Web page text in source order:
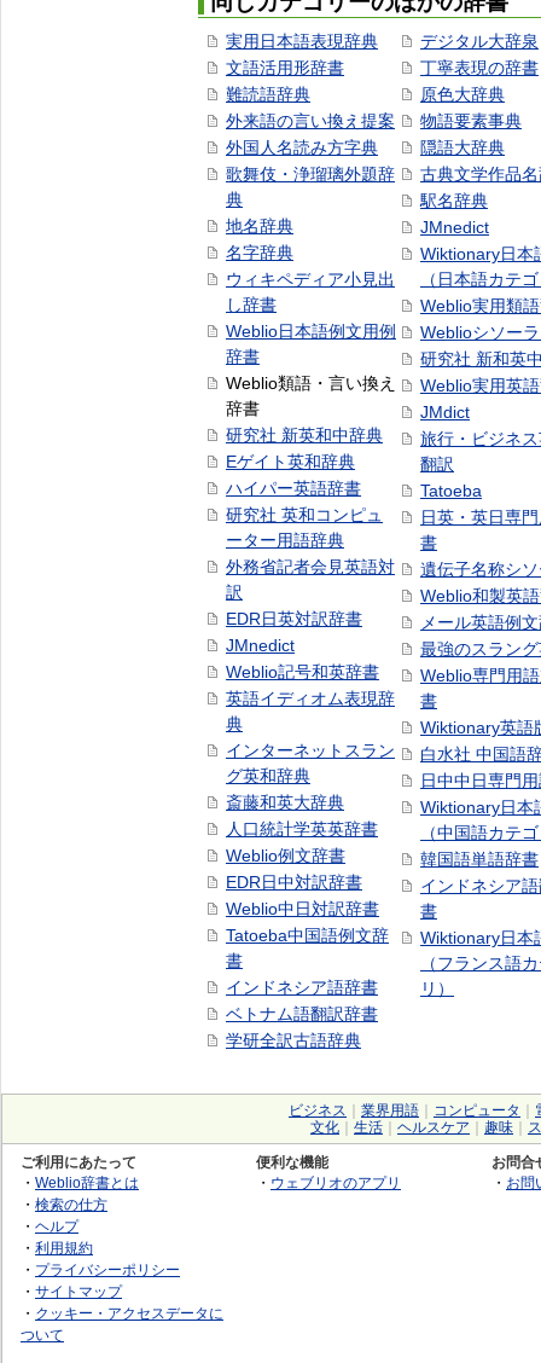
実用日本語表現辞典
文語活用形辞書
難読語辞典
外来語の言い換え提案
外国人名読み方字典
歌舞伎・浄瑠璃外題辞
典
地名辞典
名字辞典
ウィキペディア小見出
し辞書
Weblio日本語例文用例
辞書
Weblio類語・言い換え
辞書
研究社 新英和中辞典
Eゲイト英和辞典
ハイパー英語辞書
研究社 英和コンピュ
ーター用語辞典
外務省記者会見英語対
訳
EDR日英対訳辞書
JMnedict
Weblio記号和英辞書
英語イディオム表現辞
典
インターネットスラン
グ英和辞典
斎藤和英大辞典
人口統計学英英辞書
Weblio例文辞書
EDR日中対訳辞書
Weblio中日対訳辞書
Tatoeba中国語例文辞
書
インドネシア語辞書
ベトナム語翻訳辞書
学研全訳古語辞典
デジタル大辞泉
丁寧表現の辞書
原色大辞典
物語要素事典
隠語大辞典
古典文学作品
駅名辞典
JMnedict
Wiktionary日本
（日本語カテ
Weblio実用類
Weblioシソー
研究社 新和英
Weblio実用英
JMdict
旅行・ビジネ
翻訳
Tatoeba
日英・英日専
書
遺伝子名称シ
Weblio和製英
メール英語例
最強のスラン
Weblio専門用
書
Wiktionary英語
白水社 中国語
日中中日専門
Wiktionary日本
（中国語カテ
韓国語単語辞書
インドネシア
書
Wiktionary日本
（フランス語
リ）
ビジネス 業界用語 コンピュータ
文化
生活 ヘルスケア 趣味
ご利用にあたって
・ Weblio辞書とは
・ 検索の仕方
・ ヘルプ
・ 利用規約
・ プライバシーポリシー
・ サイトマップ
・ クッキー・アクセスデータに
ついて
便利な機能
・ ウェブリオのアプリ
お問合
・ お問